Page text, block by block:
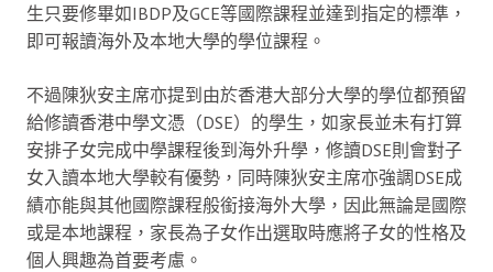
生只要修畢如IBDP及GCE等國際課程並達到指定的標準，
即可報讀海外及本地大學的學位課程。
不過陳狄安主席亦提到由於香港大部分大學的學位都預留
給修讀香港中學文憑（DSE）的學生，如家長並未有打算
安排子女完成中學課程後到海外升學，修讀DSE則會對子
女入讀本地大學較有優勢，同時陳狄安主席亦強調DSE成
績亦能與其他國際課程般銜接海外大學，因此無論是國際
或是本地課程，家長為子女作出選取時應將子女的性格及
個人興趣為首要考慮。